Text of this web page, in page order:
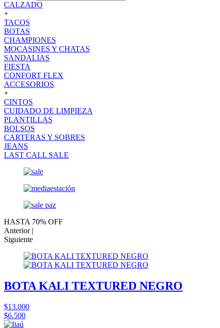
CALZADO
+
TACOS
BOTAS
CHAMPIONES
MOCASINES Y CHATAS
SANDALIAS
FIESTA
CONFORT FLEX
ACCESORIOS
+
CINTOS
CUIDADO DE LIMPIEZA
PLANTILLAS
BOLSOS
CARTERAS Y SOBRES
JEANS
LAST CALL SALE
HASTA 70% OFF
Anterior |
Siguiente
BOTA KALI TEXTURED NEGRO
$13.000
$6.500